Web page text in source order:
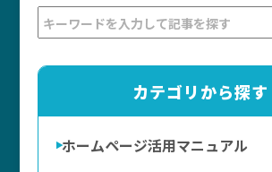
カテゴリから探す
ホームページ活用マニュアル